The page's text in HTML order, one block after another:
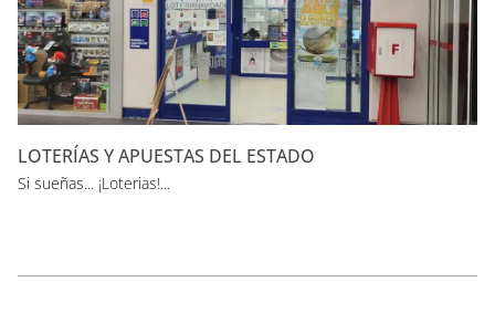
LOTERÍAS Y APUESTAS DEL ESTADO
Si sueñas... ¡Loterias!...